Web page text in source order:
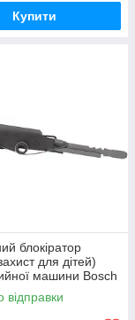
Купити
блокіратор
для дітей)
машини Bosch
відправки